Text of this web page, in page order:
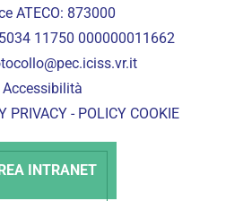
ATECO: 873000
11750 000000011662
Accessibilità
PRIVACY - POLICY COOKIE
INTRANET